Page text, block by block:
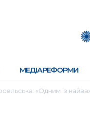
МЕДІАРЕФОРМИ
«Одним із